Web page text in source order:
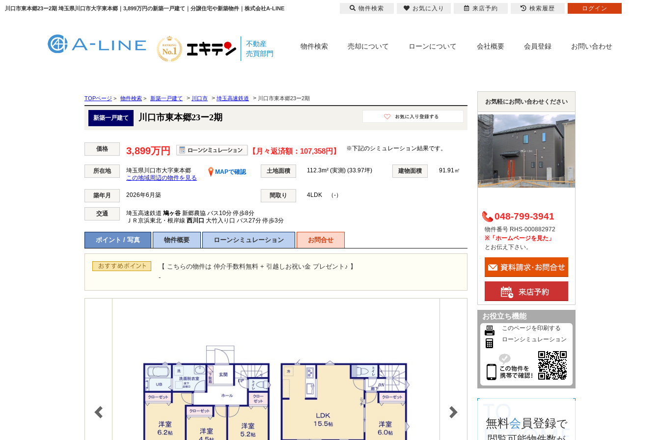
川口市東本郷23ー2期 埼玉県川口市大字東本郷｜3,899万円の新築一戸建て｜分譲住宅や新築物件｜株式会社A-LINE
不動産
売買部門
物件検索 売却について ローンについて 会社概要 会員登録 お問い合わせ
TOPページ > 物件検索 > 新築一戸建て > 川口市 > 埼玉高速鉄道 > 川口市東本郷23ー2期
新築一戸建て 川口市東本郷23ー2期
価格 3,899万円 【月々返済額： 107,358円 】 ※下記のシミュレーション結果です。
所在地 埼玉県川口市大字東本郷
MAPで確認
この地域周辺の物件を見る
土地面積 112.3m² (実測) (33.97坪) 建物面積 91.91㎡
築年月 2026年6月築 間取り 4LDK （-）
交通 埼玉高速鉄道 鳩ヶ谷 新郷農協 バス10分 停歩8分
ＪＲ京浜東北・根岸線 西川口 大竹入り口 バス27分 停歩3分
ポイント / 写真 物件概要 ローンシミュレーション お問合せ
【 こちらの物件は 仲介手数料無料 + 引越しお祝い金 プレゼント♪ 】
-
お気軽にお問い合わせください
048-799-3941
物件番号 RHS-000882972
※「ホームページを見た」
とお伝え下さい。
お役立ち機能
このページを印刷する
ローンシミュレーション
無料会員登録で
物件検索 お気に入り 来店予約 検索履歴 ログイン